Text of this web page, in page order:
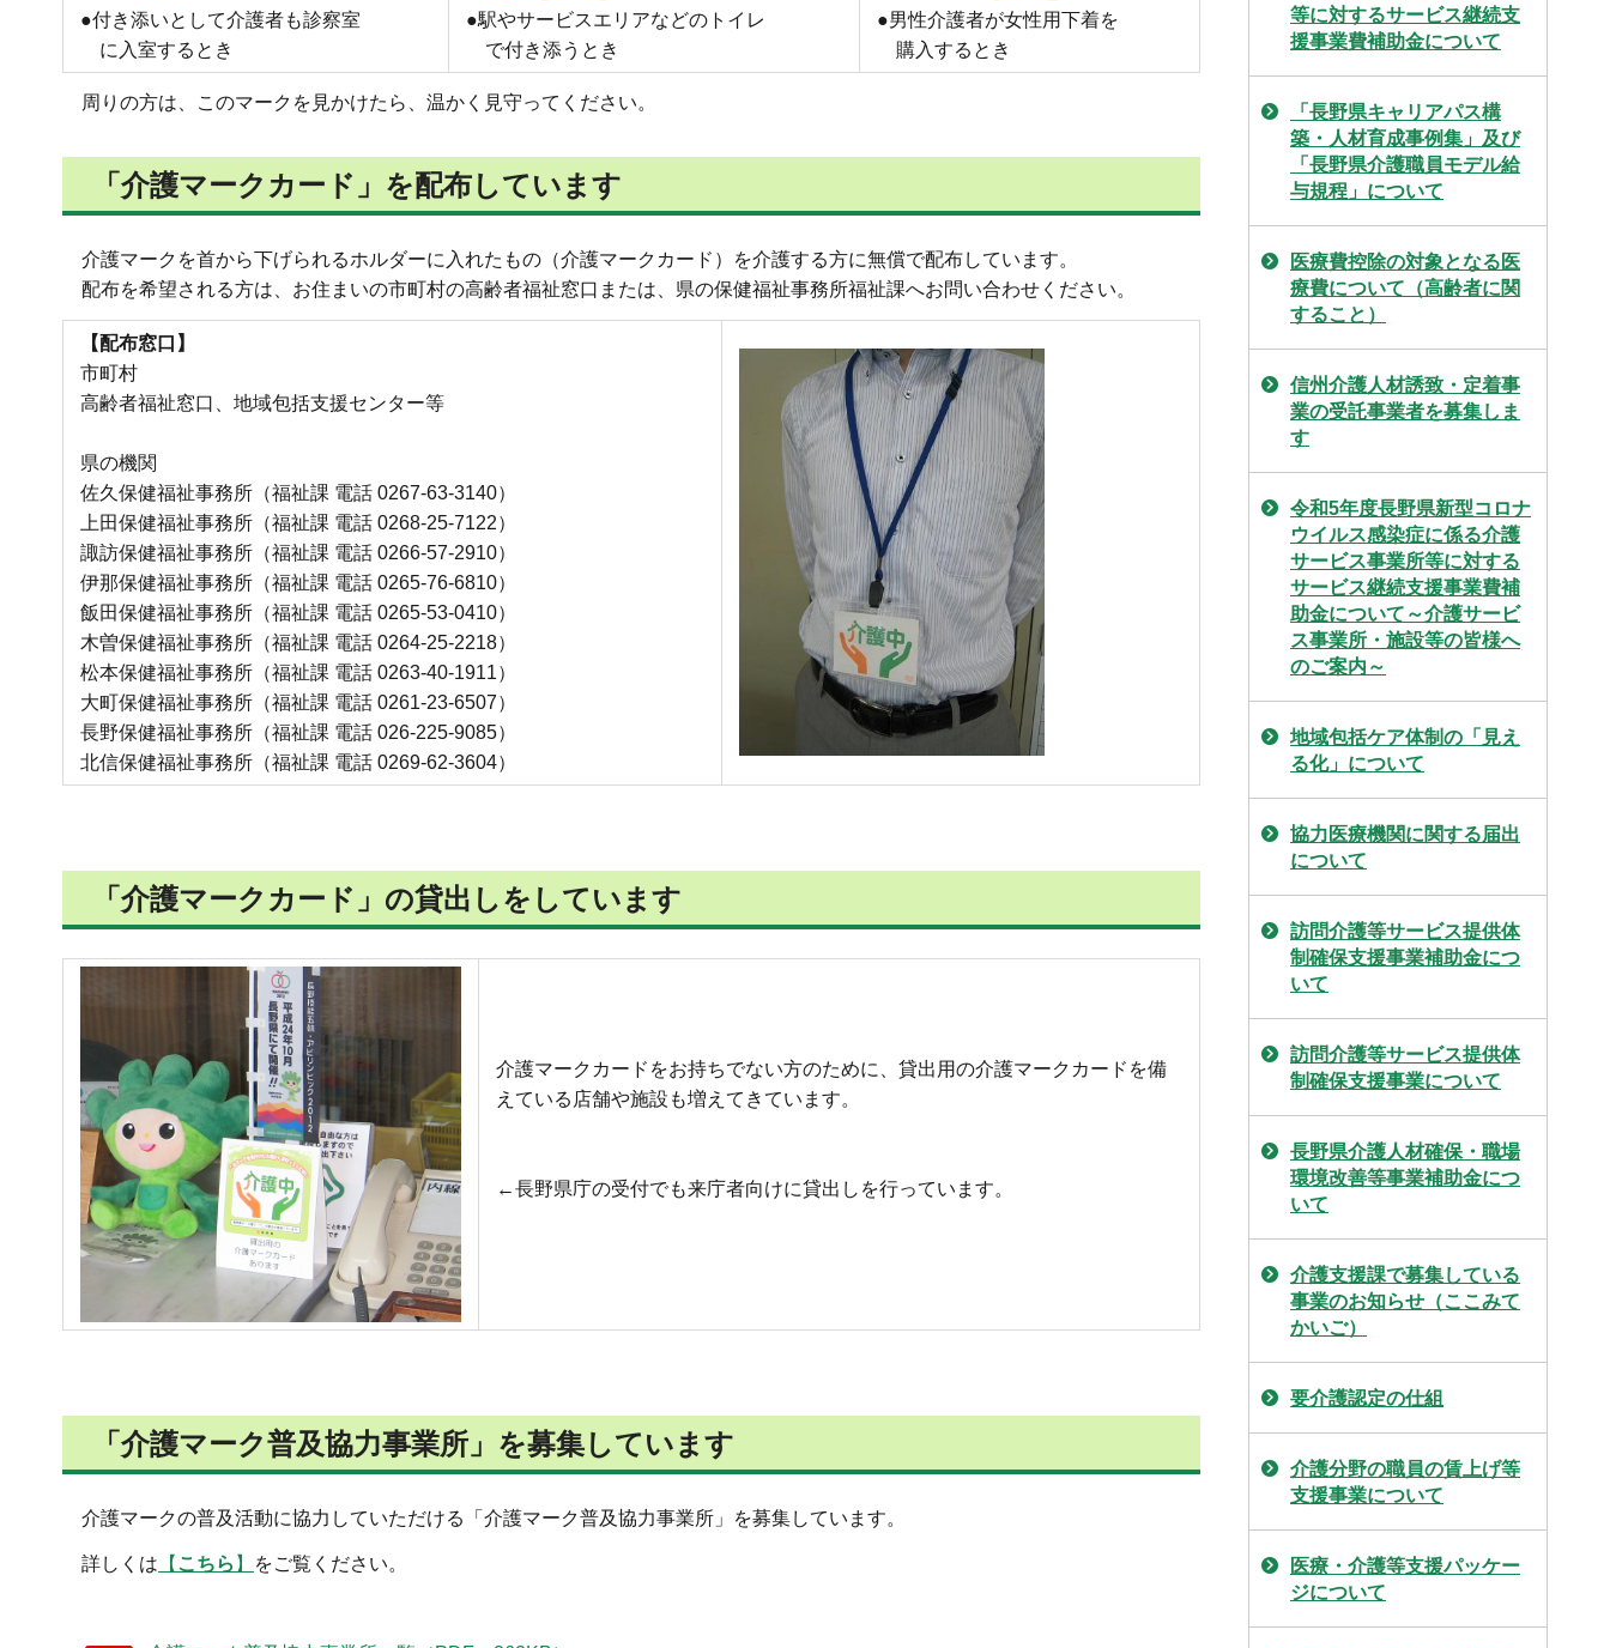
●付き添いとして介護者も診察室
に入室するとき
●駅やサービスエリアなどのトイレ
で付き添うとき
●男性介護者が女性用下着を
購入するとき
周りの方は、このマークを見かけたら、温かく見守ってください。
「介護マークカード」を配布しています
介護マークを首から下げられるホルダーに入れたもの（介護マークカード）を介護する方に無償で配布しています。
配布を希望される方は、お住まいの市町村の高齢者福祉窓口または、県の保健福祉事務所福祉課へお問い合わせください。
【配布窓口】
市町村
高齢者福祉窓口、地域包括支援センター等
県の機関
佐久保健福祉事務所（福祉課 電話 0267-63-3140）
上田保健福祉事務所（福祉課 電話 0268-25-7122）
諏訪保健福祉事務所（福祉課 電話 0266-57-2910）
伊那保健福祉事務所（福祉課 電話 0265-76-6810）
飯田保健福祉事務所（福祉課 電話 0265-53-0410）
木曽保健福祉事務所（福祉課 電話 0264-25-2218）
松本保健福祉事務所（福祉課 電話 0263-40-1911）
大町保健福祉事務所（福祉課 電話 0261-23-6507）
長野保健福祉事務所（福祉課 電話 026-225-9085）
北信保健福祉事務所（福祉課 電話 0269-62-3604）
「介護マークカード」の貸出しをしています
介護マークカードをお持ちでない方のために、貸出用の介護マークカードを備
えている店舗や施設も増えてきています。
←長野県庁の受付でも来庁者向けに貸出しを行っています。
「介護マーク普及協力事業所」を募集しています
介護マークの普及活動に協力していただける「介護マーク普及協力事業所」を募集しています。
詳しくは 【 こちら 】 をご覧ください。
等に対するサービス継続支
援事業費補助金について
「長野県キャリアパス構
築・人材育成事例集」及び
「長野県介護職員モデル給
与規程」について
医療費控除の対象となる医
療費について（高齢者に関
すること）
信州介護人材誘致・定着事
業の受託事業者を募集しま
す
令和5年度長野県新型コロナ
ウイルス感染症に係る介護
サービス事業所等に対する
サービス継続支援事業費補
助金について～介護サービ
ス事業所・施設等の皆様へ
のご案内～
地域包括ケア体制の「見え
る化」について
協力医療機関に関する届出
について
訪問介護等サービス提供体
制確保支援事業補助金につ
いて
訪問介護等サービス提供体
制確保支援事業について
長野県介護人材確保・職場
環境改善等事業補助金につ
いて
介護支援課で募集している
事業のお知らせ（ここみて
かいご）
要介護認定の仕組
介護分野の職員の賃上げ等
支援事業について
医療・介護等支援パッケー
ジについて